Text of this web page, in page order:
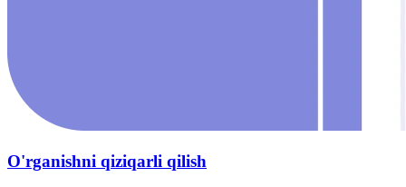
O'rganishni qiziqarli qilish